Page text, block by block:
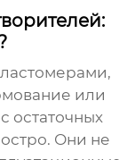
или
остаточных
Они не